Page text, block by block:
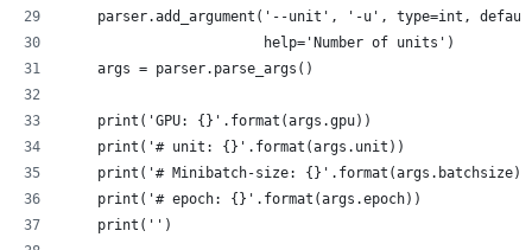
parser.add_argument('--unit', '-u', type=int,
                        help='Number of units')
    args = parser.parse_args()
    print('GPU: {}'.format(args.gpu))
    print('# unit: {}'.format(args.unit))
    print('# Minibatch-size: {}'.format(args.batchsize))
    print('# epoch: {}'.format(args.epoch))
    print('')